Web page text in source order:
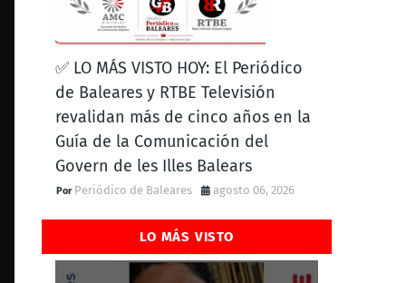
✅ LO MÁS VISTO HOY: El Periódico
de Baleares y RTBE Televisión
revalidan más de cinco años en la
Guía de la Comunicación del
Govern de les Illes Balears
Periódico de Baleares agosto 06, 2026
LO MÁS VISTO